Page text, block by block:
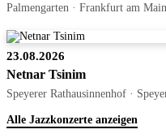
Palmengarten · Frankfurt am Main
23.08.2026
Netnar Tsinim
Speyerer Rathausinnenhof ·
Alle Jazzkonzerte anzeigen